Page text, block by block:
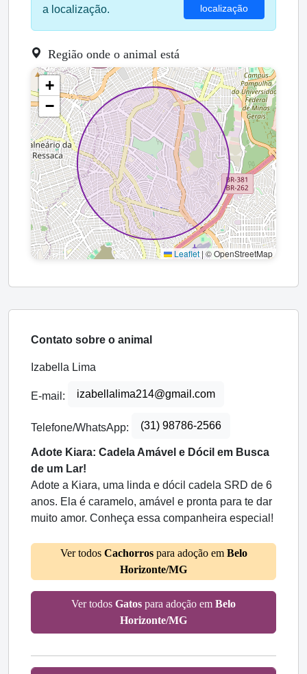
a localização.
localização
Região onde o animal está
+
−
Leaflet | © OpenStreetMap
Contato sobre o animal
Izabella Lima
E-mail: izabellalima214@gmail.com
Telefone/WhatsApp: (31) 98786-2566
Adote Kiara: Cadela Amável e Dócil em Busca
de um Lar!
Adote a Kiara, uma linda e dócil cadela SRD de 6
anos. Ela é caramelo, amável e pronta para te dar
muito amor. Conheça essa companheira especial!
Ver todos Cachorrospara adoção em Belo
Horizonte/MG
Ver todos Gatos para adoção em Belo
Horizonte/MG